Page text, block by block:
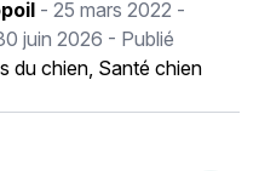
- 25 mars 2022 -
juin 2026 - Publié
du chien, Santé chien